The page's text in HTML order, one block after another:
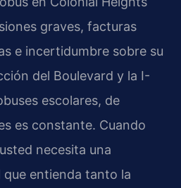
graves, facturas
e incertidumbre sobre su
del Boulevard y la I-
escolares, de
es constante. Cuando
necesita una
entienda tanto la